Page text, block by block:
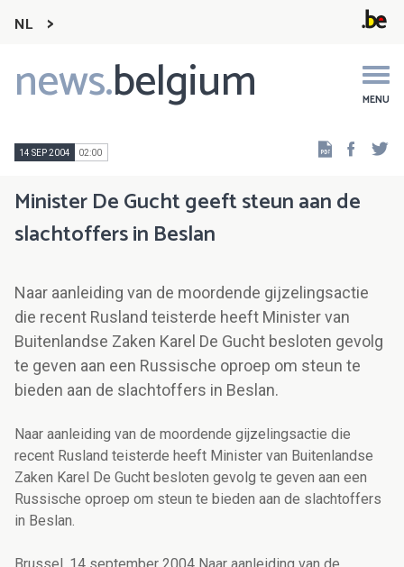
NL
news.belgium MENU
Main
navigation
14 SEP 2004 02:00
Minister De Gucht geeft steun aan de
slachtoffers in Beslan
Naar aanleiding van de moordende gijzelingsactie
die recent Rusland teisterde heeft Minister van
Buitenlandse Zaken Karel De Gucht besloten gevolg
te geven aan een Russische oproep om steun te
bieden aan de slachtoffers in Beslan.
Naar aanleiding van de moordende gijzelingsactie die
recent Rusland teisterde heeft Minister van Buitenlandse
Zaken Karel De Gucht besloten gevolg te geven aan een
Russische oproep om steun te bieden aan de slachtoffers
in Beslan.